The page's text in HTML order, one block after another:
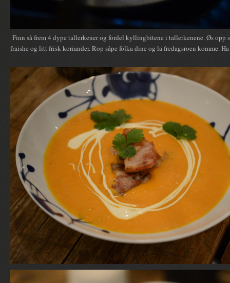
Finn så frem 4 dype tallerkener og fordel kyllingbitene i tallerkenene. Øs opp
fraishe og litt frisk koriander. Rop såpe folka dine og la fredagsroen komme.